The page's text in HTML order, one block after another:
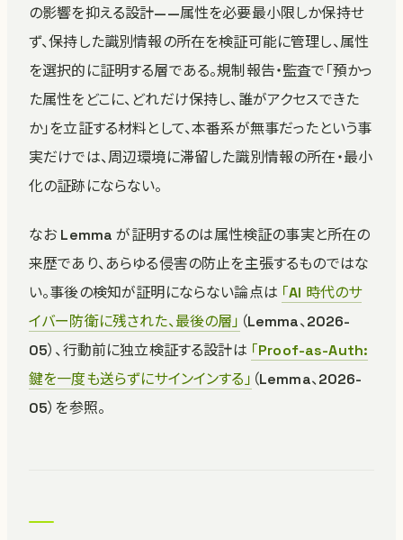
の影響を抑える設計——属性を必要最小限しか保持せ
ず、保持した識別情報の所在を検証可能に管理し、属性
を選択的に証明する層である。規制報告・監査で「預かっ
た属性をどこに、どれだけ保持し、誰がアクセスできた
か」を立証する材料として、本番系が無事だったという事
実だけでは、周辺環境に滞留した識別情報の所在・最小
化の証跡にならない。
なお Lemma が証明するのは属性検証の事実と所在の
来歴であり、あらゆる侵害の防止を主張するものではな
い。事後の検知が証明にならない論点は 「AI 時代のサ
イバー防衛に残された、最後の層」 （Lemma、2026-
05）、行動前に独立検証する設計は 「Proof-as-Auth:
鍵を一度も送らずにサインインする」 （Lemma、2026-
05）を参照。